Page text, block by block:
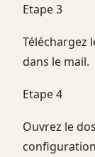
Etape 3
Téléchargez
dans le mail.
Etape 4
Ouvrez le